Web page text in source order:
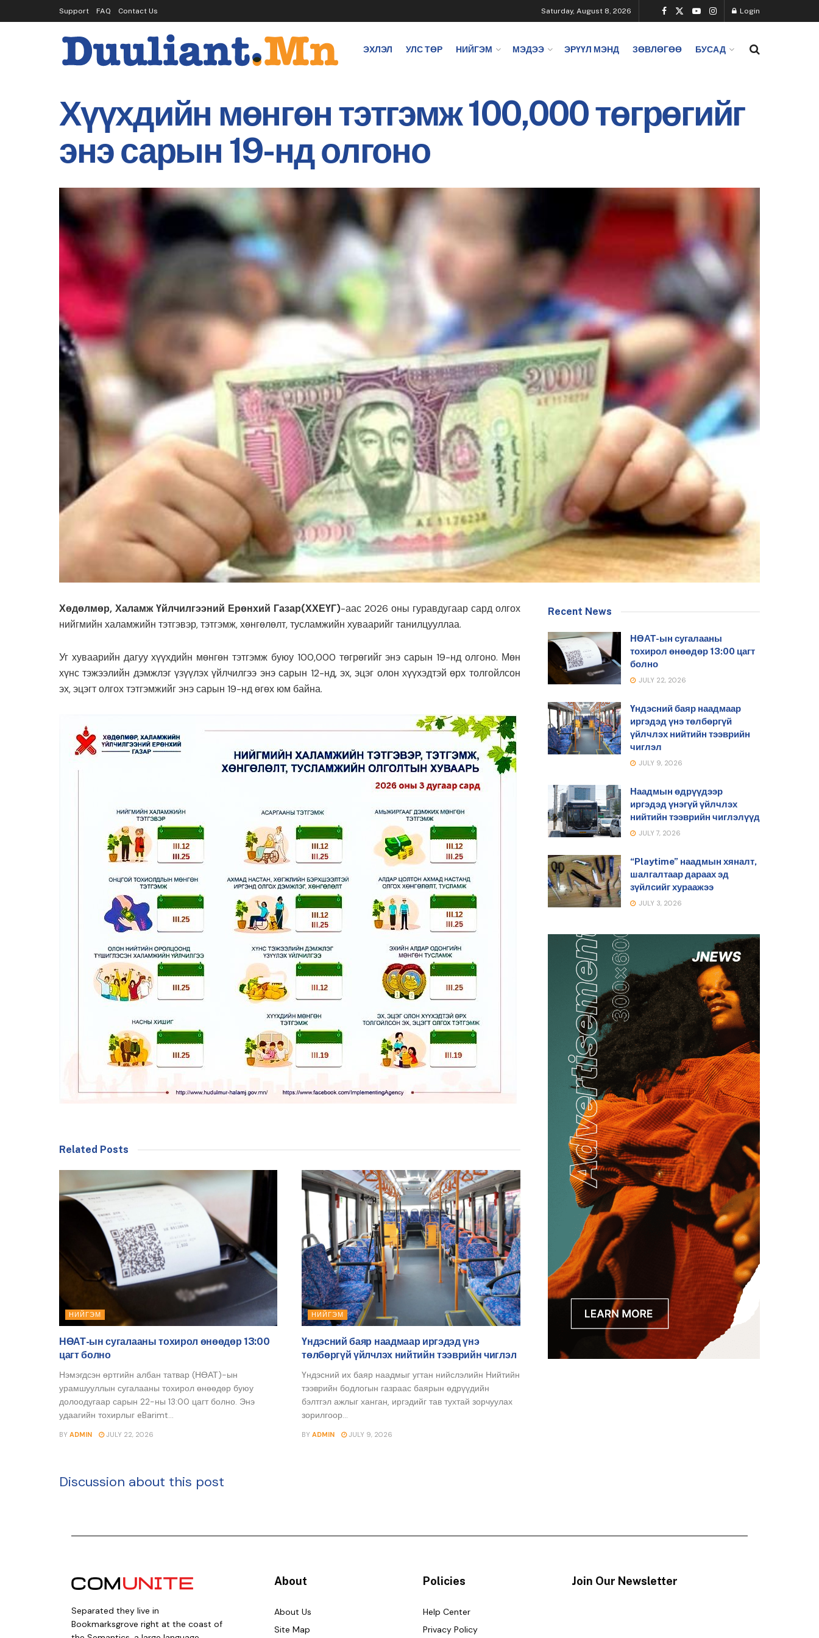
Support FAQ Contact Us Saturday, August 8, 2026 Login
ЭХЛЭЛ УЛС ТӨР НИЙГЭМ МЭДЭЭ ЭРҮҮЛ МЭНД ЗӨВЛӨГӨӨ БУСАД
Хүүхдийн мөнгөн тэтгэмж 100,000 төгрөгийг
энэ сарын 19-нд олгоно
Хөдөлмөр, Халамж Үйлчилгээний Ерөнхий Газар(ХХЕҮГ)-аас 2026 оны гуравдугаар сард олгох
нийгмийн халамжийн тэтгэвэр, тэтгэмж, хөнгөлөлт, тусламжийн хуваарийг танилцууллаа.
Уг хуваарийн дагуу хүүхдийн мөнгөн тэтгэмж буюу 100,000 төгрөгийг энэ сарын 19-нд олгоно. Мөн
хүнс тэжээлийн дэмжлэг үзүүлэх үйлчилгээ энэ сарын 12-нд, эх, эцэг олон хүүхэдтэй өрх толгойлсон
эх, эцэгт олгох тэтгэмжийг энэ сарын 19-нд өгөх юм байна.
Related Posts
НИЙГЭМ
НӨАТ-ын сугалааны тохирол өнөөдөр 13:00
цагт болно
Нэмэгдсэн өртгийн албан татвар (НӨАТ)-ын
урамшууллын сугалааны тохирол өнөөдөр буюу
долоодугаар сарын 22-ны 13:00 цагт болно. Энэ
удаагийн тохирлыг eBarimt...
BY ADMIN JULY 22, 2026
НИЙГЭМ
Үндэсний баяр наадмаар иргэдэд үнэ
төлбөргүй үйлчлэх нийтийн тээврийн чиглэл
Үндэсний их баяр наадмыг угтан нийслэлийн Нийтийн
тээврийн бодлогын газраас баярын өдрүүдийн
бэлтгэл ажлыг ханган, иргэдийг тав тухтай зорчуулах
зорилгоор...
BY ADMIN JULY 9, 2026
Discussion about this post
Recent News
НӨАТ-ын сугалааны
тохирол өнөөдөр 13:00 цагт
болно
JULY 22, 2026
Үндэсний баяр наадмаар
иргэдэд үнэ төлбөргүй
үйлчлэх нийтийн тээврийн
чиглэл
JULY 9, 2026
Наадмын өдрүүдээр
иргэдэд үнэгүй үйлчлэх
нийтийн тээврийн чиглэлүүд
JULY 7, 2026
“Playtime” наадмын хяналт,
шалгалтаар дараах эд
зүйлсийг хураажээ
JULY 3, 2026
Separated they live in
Bookmarksgrove right at the coast of
About
About Us
Site Map
Policies
Help Center
Privacy Policy
Join Our Newsletter